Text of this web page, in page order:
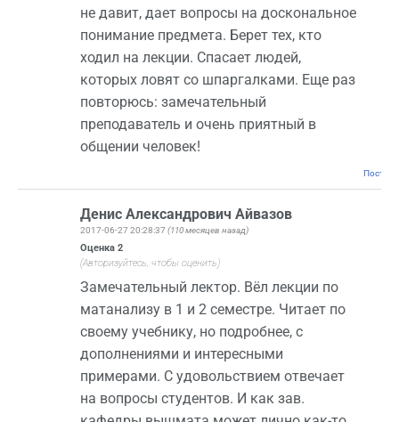
не давит, дает вопросы на доскональное
понимание предмета. Берет тех, кто
ходил на лекции. Спасает людей,
которых ловят со шпаргалками. Еще раз
повторюсь: замечательный
преподаватель и очень приятный в
общении человек!
Денис Александрович Айвазов
2017-06-27 20:28:37 (110 месяцев назад)
Оценка 2
(Авторизуйтесь, чтобы оценить)
Замечательный лектор. Вёл лекции по
матанализу в 1 и 2 семестре. Читает по
своему учебнику, но подробнее, с
дополнениями и интересными
примерами. С удовольствием отвечает
на вопросы студентов. И как зав.